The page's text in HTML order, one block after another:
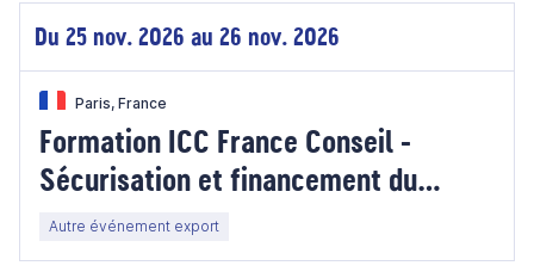
Du 25 nov. 2026 au 26 nov. 2026
Paris, France
Formation ICC France Conseil -
Sécurisation et financement du
commerce international : les bases
du crédit documentaire
Autre événement export